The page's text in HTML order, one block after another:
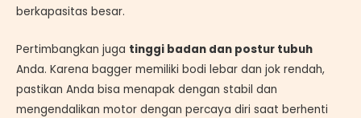
berkapasitas besar.
Pertimbangkan juga tinggi badan dan postur tubuh
Anda. Karena bagger memiliki bodi lebar dan jok rendah,
pastikan Anda bisa menapak dengan stabil dan
mengendalikan motor dengan percaya diri saat berhenti